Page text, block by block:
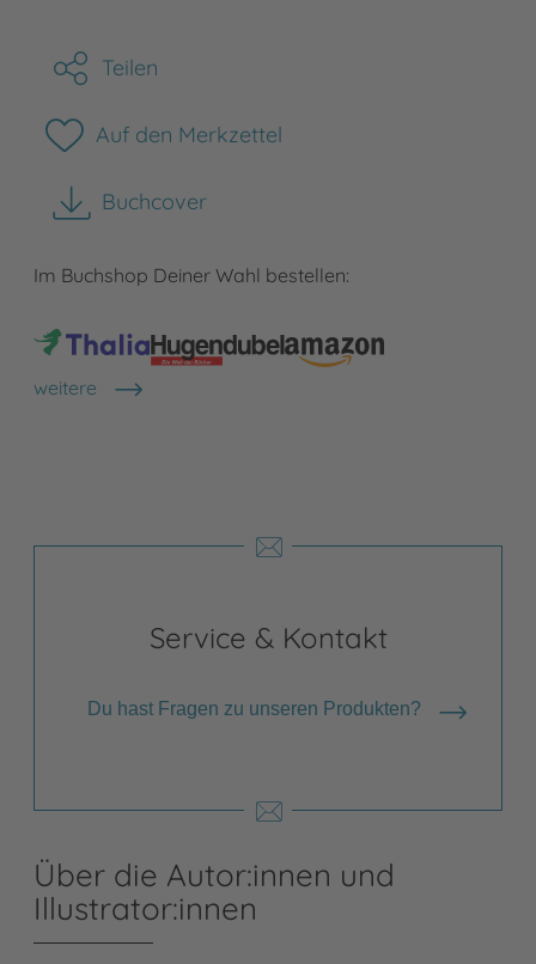
Teilen
Auf den Merkzettel
Buchcover
herunterladen
Im Buchshop Deiner Wahl bestellen:
weitere
Shops anzeigen
Service & Kontakt
Du hast Fragen zu unseren Produkten?
Über die Autor:innen und
Illustrator:innen